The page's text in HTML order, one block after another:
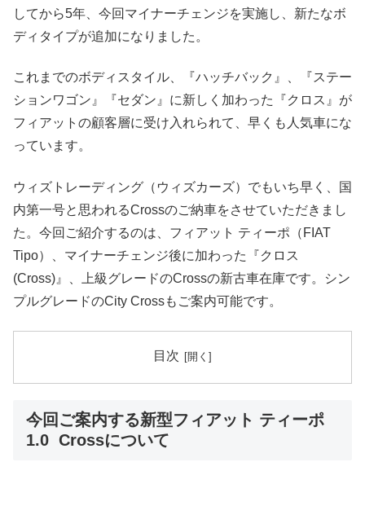
してから5年、今回マイナーチェンジを実施し、新たなボ
ディタイプが追加になりました。
これまでのボディスタイル、『ハッチバック』、『ステー
ションワゴン』『セダン』に新しく加わった『クロス』が
フィアットの顧客層に受け入れられて、早くも人気車にな
っています。
ウィズトレーディング（ウィズカーズ）でもいち早く、国
内第一号と思われるCrossのご納車をさせていただきまし
た。今回ご紹介するのは、フィアット ティーポ（FIAT
Tipo）、マイナーチェンジ後に加わった『クロス
(Cross)』、上級グレードのCrossの新古車在庫です。シン
プルグレードのCity Crossもご案内可能です。
目次
今回ご案内する新型フィアット ティーポ
1.0 Crossについて